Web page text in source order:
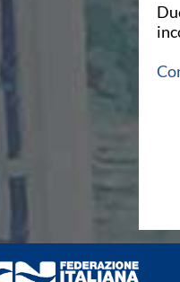
Foro Italico
Ostia
Pietralata
- Valco San Paolo
Pedersoli"
Scandone"
Torino
Bianchi"
Castagnetti"